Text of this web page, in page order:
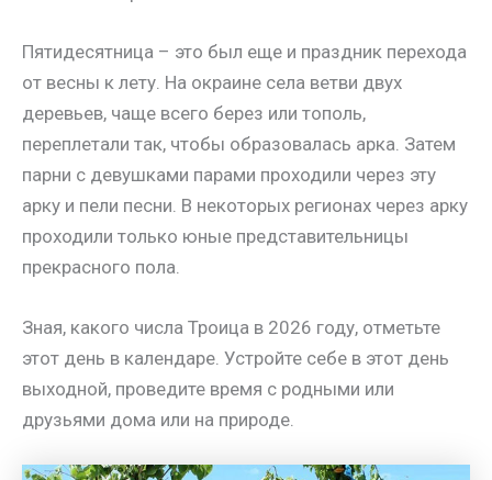
Пятидесятница – это был еще и праздник перехода
от весны к лету. На окраине села ветви двух
деревьев, чаще всего берез или тополь,
переплетали так, чтобы образовалась арка. Затем
парни с девушками парами проходили через эту
арку и пели песни. В некоторых регионах через арку
проходили только юные представительницы
прекрасного пола.
Зная, какого числа Троица в 2026 году, отметьте
этот день в календаре. Устройте себе в этот день
выходной, проведите время с родными или
друзьями дома или на природе.